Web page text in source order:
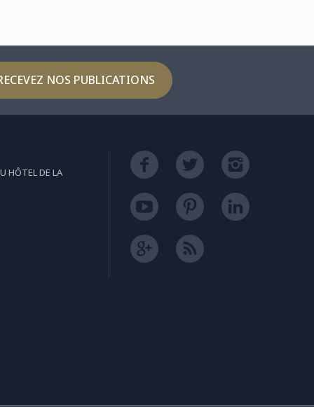
NOS PUBLICATIONS
HÔTEL DE LA